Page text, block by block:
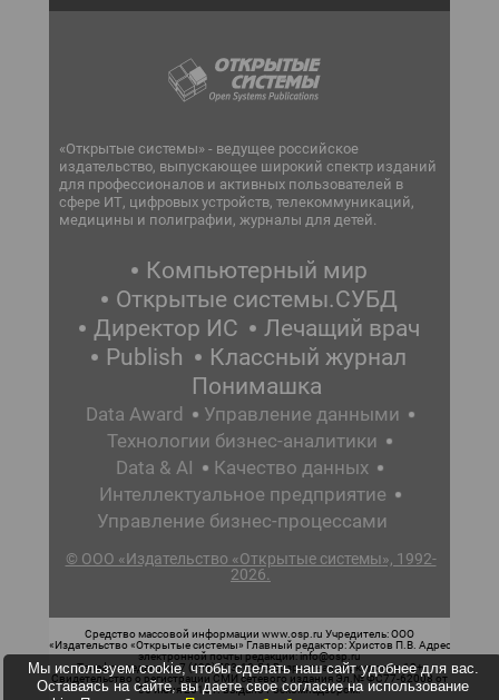
«Открытые системы» - ведущее российское
издательство, выпускающее широкий спектр изданий
для профессионалов и активных пользователей в
сфере ИТ, цифровых устройств, телекоммуникаций,
медицины и полиграфии, журналы для детей.
Компьютерный мир
Открытые системы.СУБД
Директор ИС
Лечащий врач
Publish
Классный журнал
Понимашка
Data Award
Управление данными
Технологии бизнес-аналитики
Data & AI
Качество данных
Интеллектуальное предприятие
Управление бизнес-процессами
© ООО «Издательство «Открытые системы», 1992-
2026.
Средство массовой информации www.osp.ru Учредитель: ООО
«Издательство «Открытые системы» Главный редактор: Христов П.В. Адрес
электронной почты редакции: info@osp.ru
Телефон редакции: 7 (499) 703-18-54 Возрастная маркировка: 12+
Свидетельство о регистрации СМИ сетевого издания Эл.№ ФС77-62008 от
05 июня 2015 г. выдано Роскомнадзором.
Мы используем cookie, чтобы сделать наш сайт удобнее для вас.
Оставаясь на сайте, вы даете свое согласие на использование